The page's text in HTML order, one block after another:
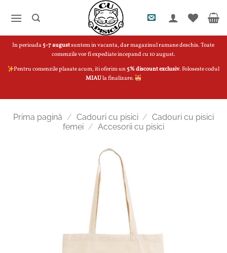
In perioada5-7 augustsuntem in vacanta, dar magazinul ramane deschis. Toate
comenzile vor fi expediate incepand cu 10 august.
Pentru comenzile plasate acum, iti oferim un5% discount exclusiv. Foloseste codul
MIAUla finalizare.
Prima pagină / Cadouri cu pisici / Cadouri cu pisici
femei / Accesorii cu pisici